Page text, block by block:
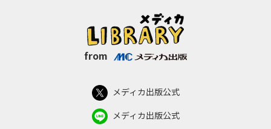
from
メディカ出版公式
メディカ出版公式